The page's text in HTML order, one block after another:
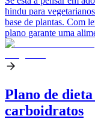
hindu para
base de plantas. Com
plano garante uma
Plano de
carboidratos